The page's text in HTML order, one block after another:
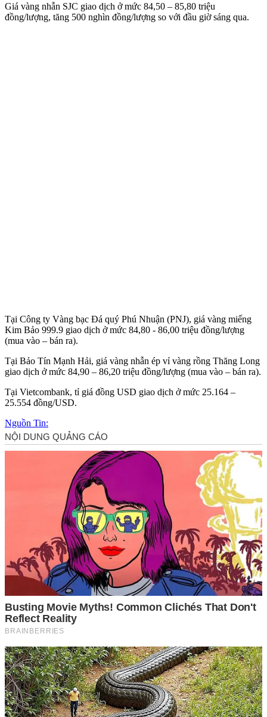
Giá vàng nhẫn SJC giao dịch ở mức 84,50 – 85,80 triệu
đồng/lượng, tăng 500 nghìn đồng/lượng so với đầu giờ sáng qua.
Tại Công ty Vàng bạc Đá quý Phú Nhuận (PNJ), giá vàng miếng
Kim Bảo 999.9 giao dịch ở mức 84,80 - 86,00 triệu đồng/lượng
(mua vào – bán ra).
Tại Bảo Tín Mạnh Hải, giá vàng nhẫn ép vỉ vàng rồng Thăng Long
giao dịch ở mức 84,90 – 86,20 triệu đồng/lượng (mua vào – bán ra).
Tại Vietcombank, tỉ giá đồng USD giao dịch ở mức 25.164 –
25.554 đồng/USD.
Nguồn Tin: